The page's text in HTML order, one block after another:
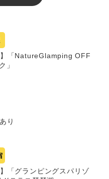
】「NatureGlamping OFF
」
り
】「グランピングスパリゾ